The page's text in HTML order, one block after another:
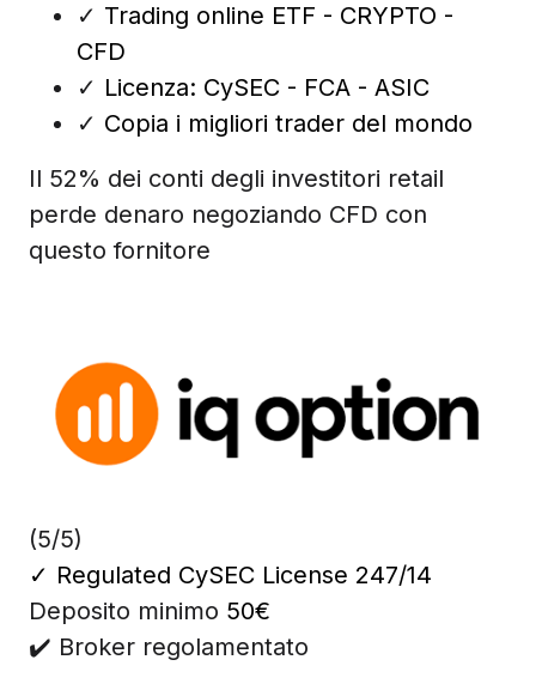
✓ Trading online ETF - CRYPTO -
CFD
✓ Licenza: CySEC - FCA - ASIC
✓ Copia i migliori trader del mondo
Il 52% dei conti degli investitori retail
perde denaro negoziando CFD con
questo fornitore
(5/5)
✓ Regulated CySEC License 247/14
Deposito minimo 50€
✔️ Broker regolamentato